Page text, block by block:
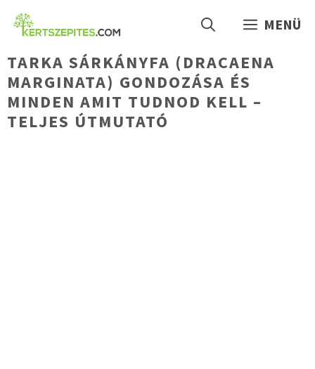
Kilépés
MENÜ
TARKA SÁRKÁNYFA (DRACAENA
MARGINATA) GONDOZÁSA ÉS
MINDEN AMIT TUDNOD KELL –
TELJES ÚTMUTATÓ